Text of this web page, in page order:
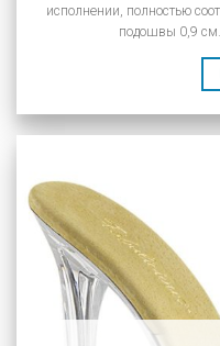
исполнении, полностью
подошвы 0,9